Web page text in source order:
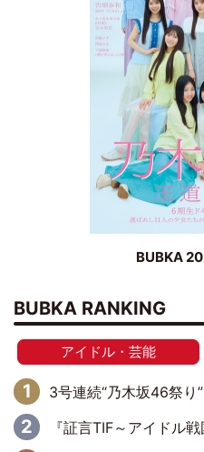
BUBKA
BUBKA RANKING
アイドル・芸能
3号連続“乃木坂46祭り” ラストを飾るのは賀喜遥香
『証言TIF～アイドル戦国時代とはなんだったのか～』第6回：でんぱ組.inc・古川未鈴×相沢梨紗